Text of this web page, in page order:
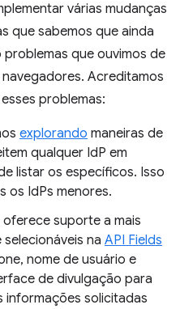
várias mudanças
que sabemos que ainda
que ouvimos de
Acreditamos
problemas:
explorando maneiras de
qualquer IdP em
listar os específicos. Isso
os IdPs menores.
oferece suporte a mais
na API Fields
nome de usuário e
de divulgação para
informações solicitadas